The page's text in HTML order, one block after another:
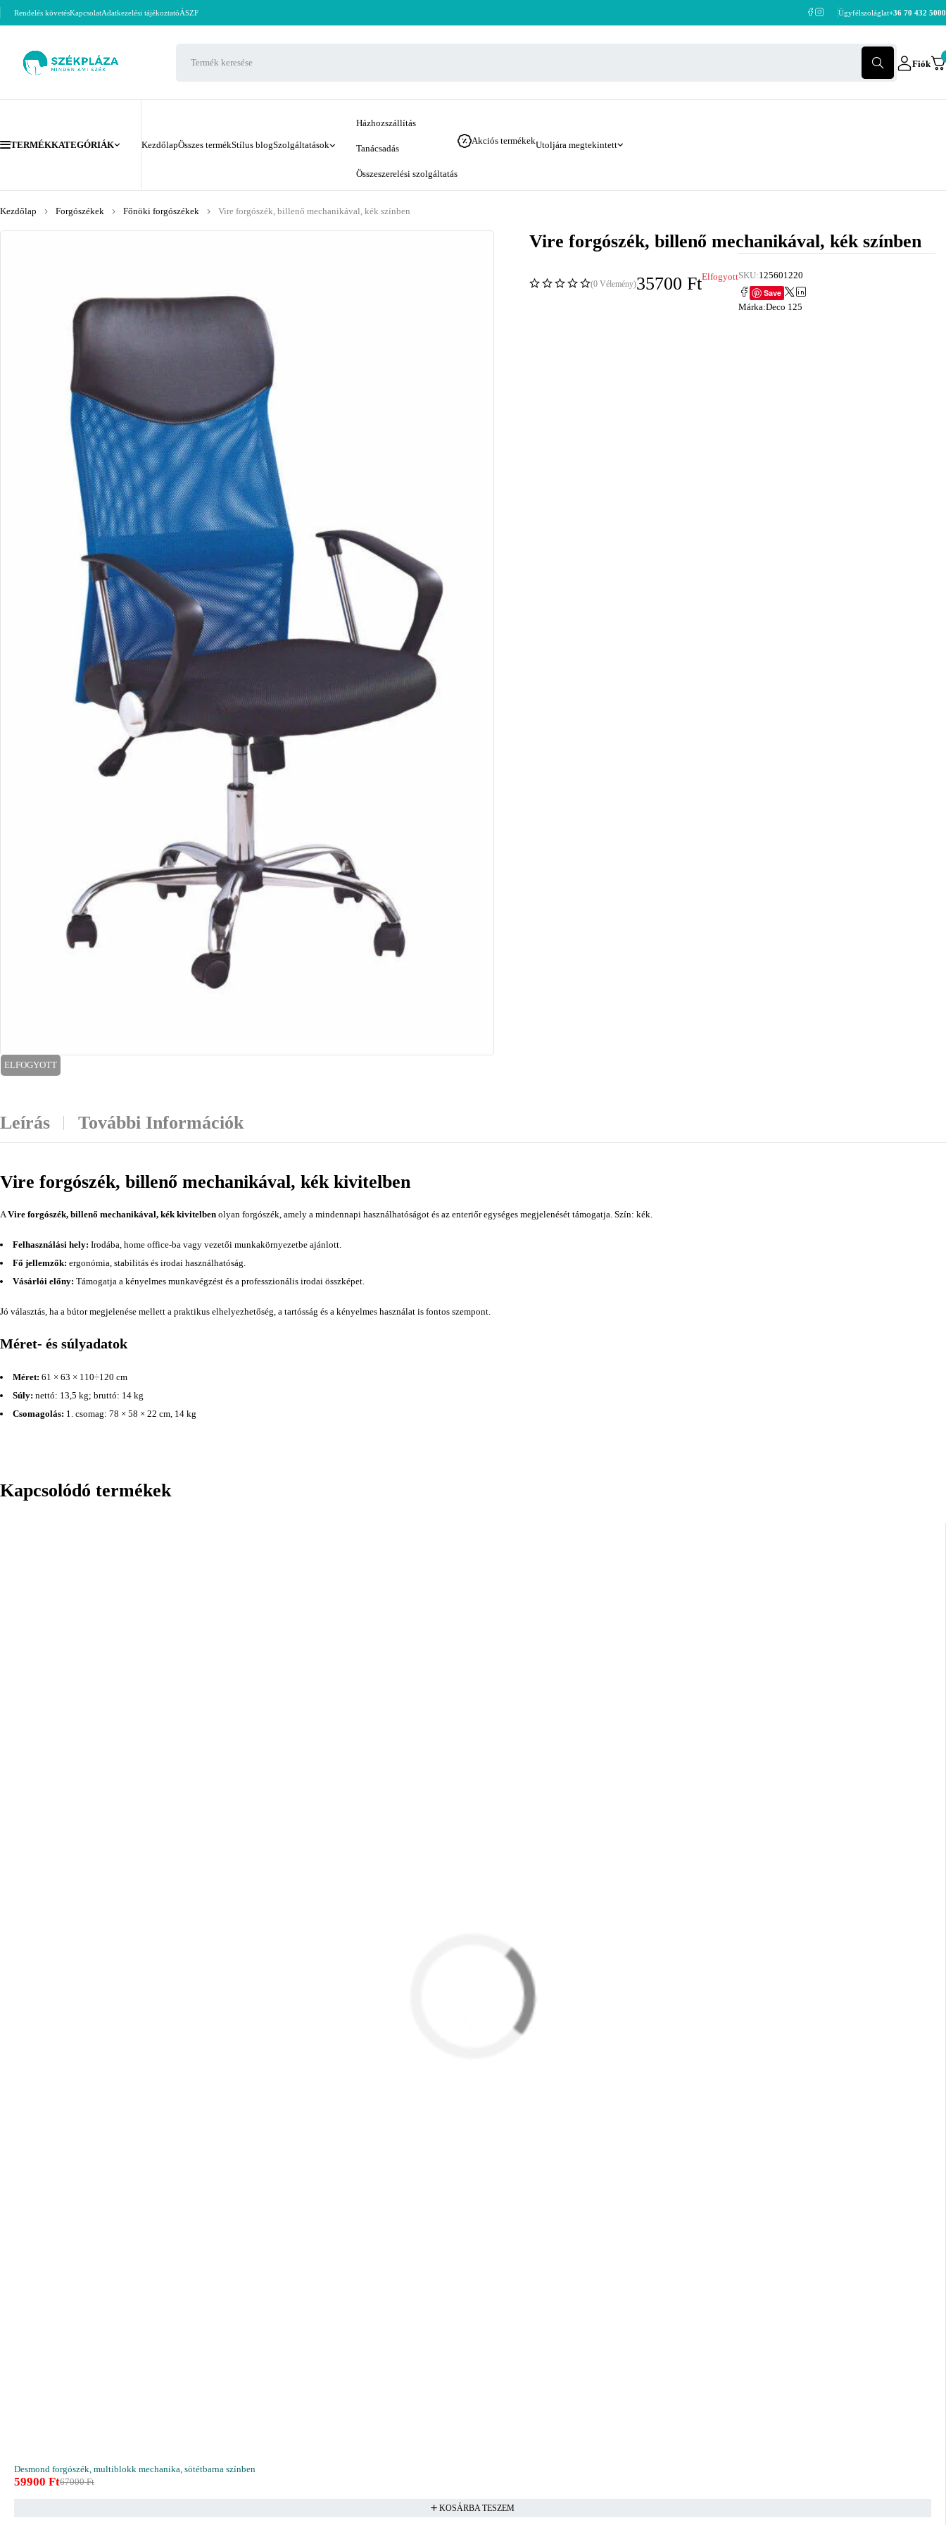
Rendelés követésKapcsolatAdatkezelési tájékoztatóÁSZF Ügyfélszoláglat+36 70 432 5000
Fiók
TERMÉKKATEGÓRIÁK KezdőlapÖsszes termékStílus blogSzolgáltatások
Házhozszállítás
Tanácsadás
Összeszerelési szolgáltatás
Akciós termékekUtoljára megtekintett
Kezdőlap Forgószékek Főnöki forgószékek Vire forgószék, billenő mechanikával, kék színben
ELFOGYOTT
Vire forgószék, billenő mechanikával, kék színben
(0 Vélemény)35700 FtElfogyottSKU:125601220
Save
Márka:Deco 125
Leírás További Információk
Vire forgószék, billenő mechanikával, kék kivitelben
AVire forgószék, billenő mechanikával, kék kivitelben olyan forgószék, amely a mindennapi használhatóságot és az enteriőr egységes megjelenését támogatja. Szín: kék.
Felhasználási hely: Irodába, home office-ba vagy vezetői munkakörnyezetbe ajánlott.
Fő jellemzők: ergonómia, stabilitás és irodai használhatóság.
Vásárlói előny: Támogatja a kényelmes munkavégzést és a professzionális irodai összképet.
Jó választás, ha a bútor megjelenése mellett a praktikus elhelyezhetőség, a tartósság és a kényelmes használat is fontos szempont.
Méret- és súlyadatok
Méret: 61 × 63 × 110÷120 cm
Súly: nettó: 13,5 kg; bruttó: 14 kg
Csomagolás: 1. csomag: 78 × 58 × 22 cm, 14 kg
Kapcsolódó termékek
Desmond forgószék, multiblokk mechanika, sötétbarna színben
67000Ft
59900 Ft
KOSÁRBA TESZEM